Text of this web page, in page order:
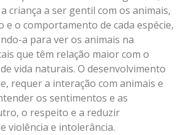
criança a ser gentil com os animais,
o comportamento de cada espécie,
a para ver os animais na
que têm relação maior com o
vida naturais. O desenvolvimento
requer a interação com animais e
os sentimentos e as
o respeito e a reduzir
violência e intolerância.